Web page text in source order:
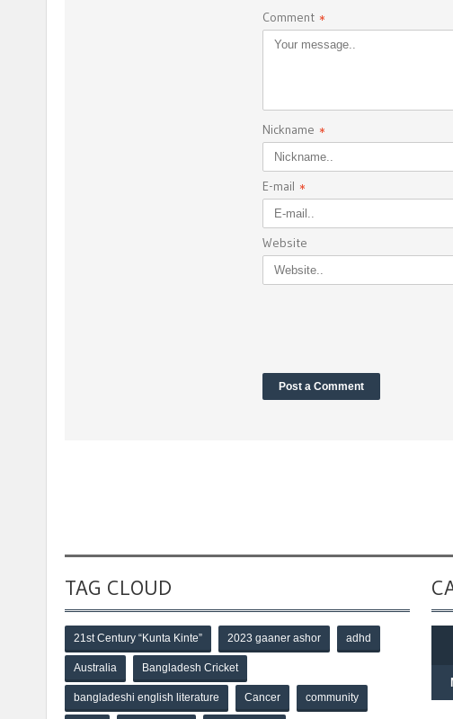
Comment *
Nickname *
E-mail *
Website
TAG CLOUD
21st Century “Kunta Kinte” 2023 gaaner ashor adhd
Australia Bangladesh Cricket
bangladeshi english literature Cancer community